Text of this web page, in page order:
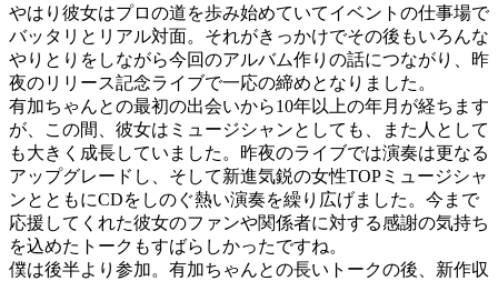
やはり彼女はプロの道を歩み始めていてイベントの仕事場で
バッタリとリアル対面。それがきっかけでその後もいろんな
やりとりをしながら今回のアルバム作りの話につながり、昨
夜のリリース記念ライブで一応の締めとなりました。
有加ちゃんとの最初の出会いから10年以上の年月が経ちます
が、この間、彼女はミュージシャンとしても、また人として
も大きく成長していました。昨夜のライブでは演奏は更なる
アップグレードし、そして新進気鋭の女性TOPミュージシャ
ンとともにCDをしのぐ熱い演奏を繰り広げました。今まで
応援してくれた彼女のファンや関係者に対する感謝の気持ち
を込めたトークもすばらしかったですね。
僕は後半より参加。有加ちゃんとの長いトークの後、新作収